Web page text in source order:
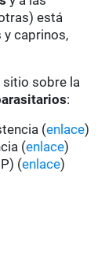
está
y caprinos,
sitio sobre la
:
(enlace)
(enlace)
(enlace)